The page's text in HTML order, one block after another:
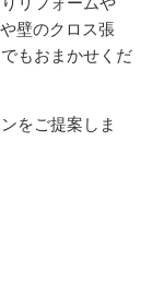
壁のクロス張
もおまかせくだ
をご提案しま